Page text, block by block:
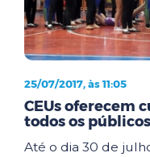
25/07/2017, às 11:05
CEUs oferecem
todos os públicos
Até o dia 30 de